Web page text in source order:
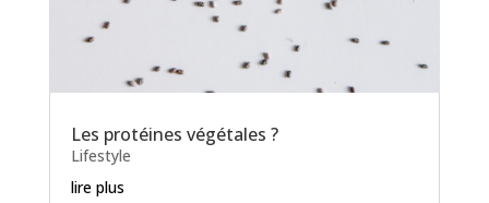
Les protéines végétales ?
Lifestyle
lire plus